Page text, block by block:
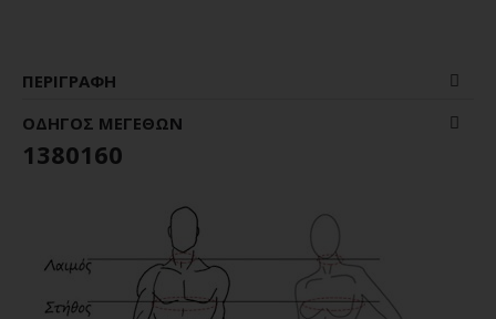
ΠΕΡΙΓΡΑΦΉ
ΟΔΗΓΌΣ ΜΕΓΕΘΏΝ
1380160